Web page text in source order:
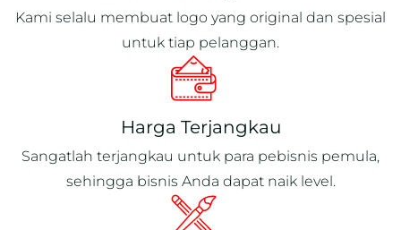
Kami selalu membuat logo yang original dan spesial
untuk tiap pelanggan.
Harga Terjangkau
Sangatlah terjangkau untuk para pebisnis pemula,
sehingga bisnis Anda dapat naik level.